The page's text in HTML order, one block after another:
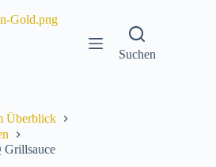
Suchen
Überblick
Grillsauce